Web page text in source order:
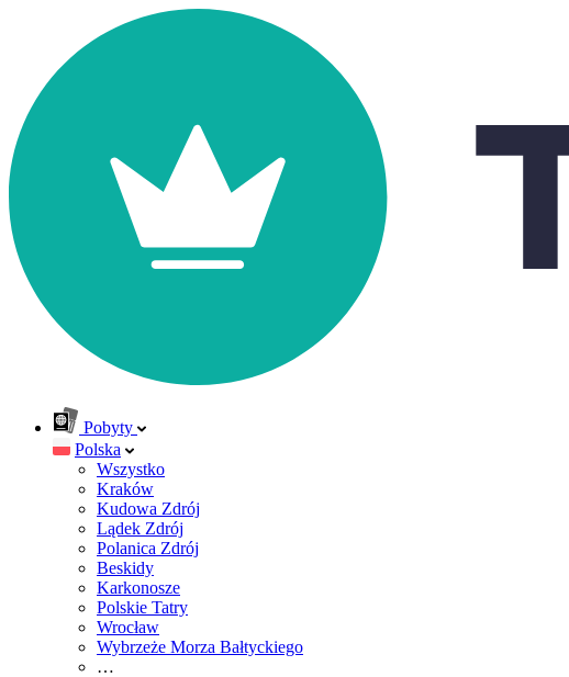
Pobyty
Polska
Wszystko
Kraków
Kudowa Zdrój
Lądek Zdrój
Polanica Zdrój
Beskidy
Karkonosze
Polskie Tatry
Wrocław
Wybrzeże Morza Bałtyckiego
…